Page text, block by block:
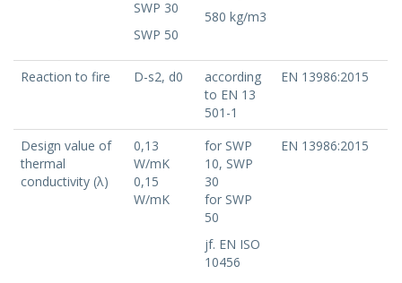
SWP 30
SWP 50
580 kg/m3
Reaction to fire D-s2, d0
according
to EN 13
501-1
EN 13986:2015
Design value of
thermal
conductivity (λ)
0,13
W/mK
0,15
W/mK
for SWP
10, SWP
30
for SWP
50
jf. EN ISO
10456
EN 13986:2015